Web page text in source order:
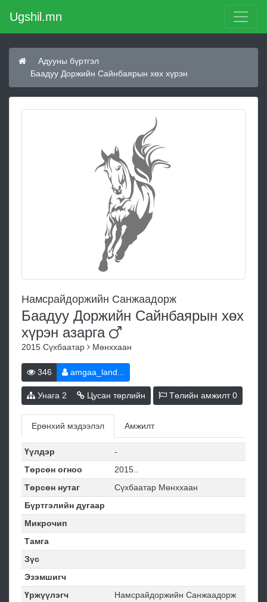
Ugshil.mn
Адууны бүртгэл
Баадуу Доржийн Сайнбаярын хөх хүрэн
Намсрайдоржийн Санжаадорж
Баадуу Доржийн Сайнбаярын хөх
хүрэн азарга
2015 Сүхбаатар Мөнххаан
346 amgaa_land...
Унага 2 Цусан төрлийн Төлийн амжилт0
Ерөнхий мэдээлэл Амжилт
Үүлдэр
-
Төрсөн огноо
2015..
Төрсөн нутаг
Сүхбаатар Мөнххаан
Бүртгэлийн дугаар
Микрочип
Тамга
Зүс
Эзэмшигч
Үржүүлэгч
Намсрайдоржийн Санжаадорж